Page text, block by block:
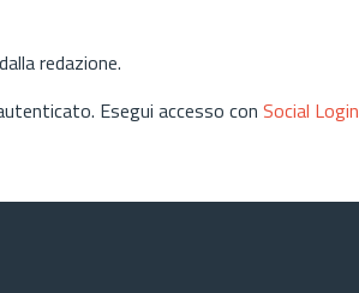
redazione.
Esegui accesso con Social Login